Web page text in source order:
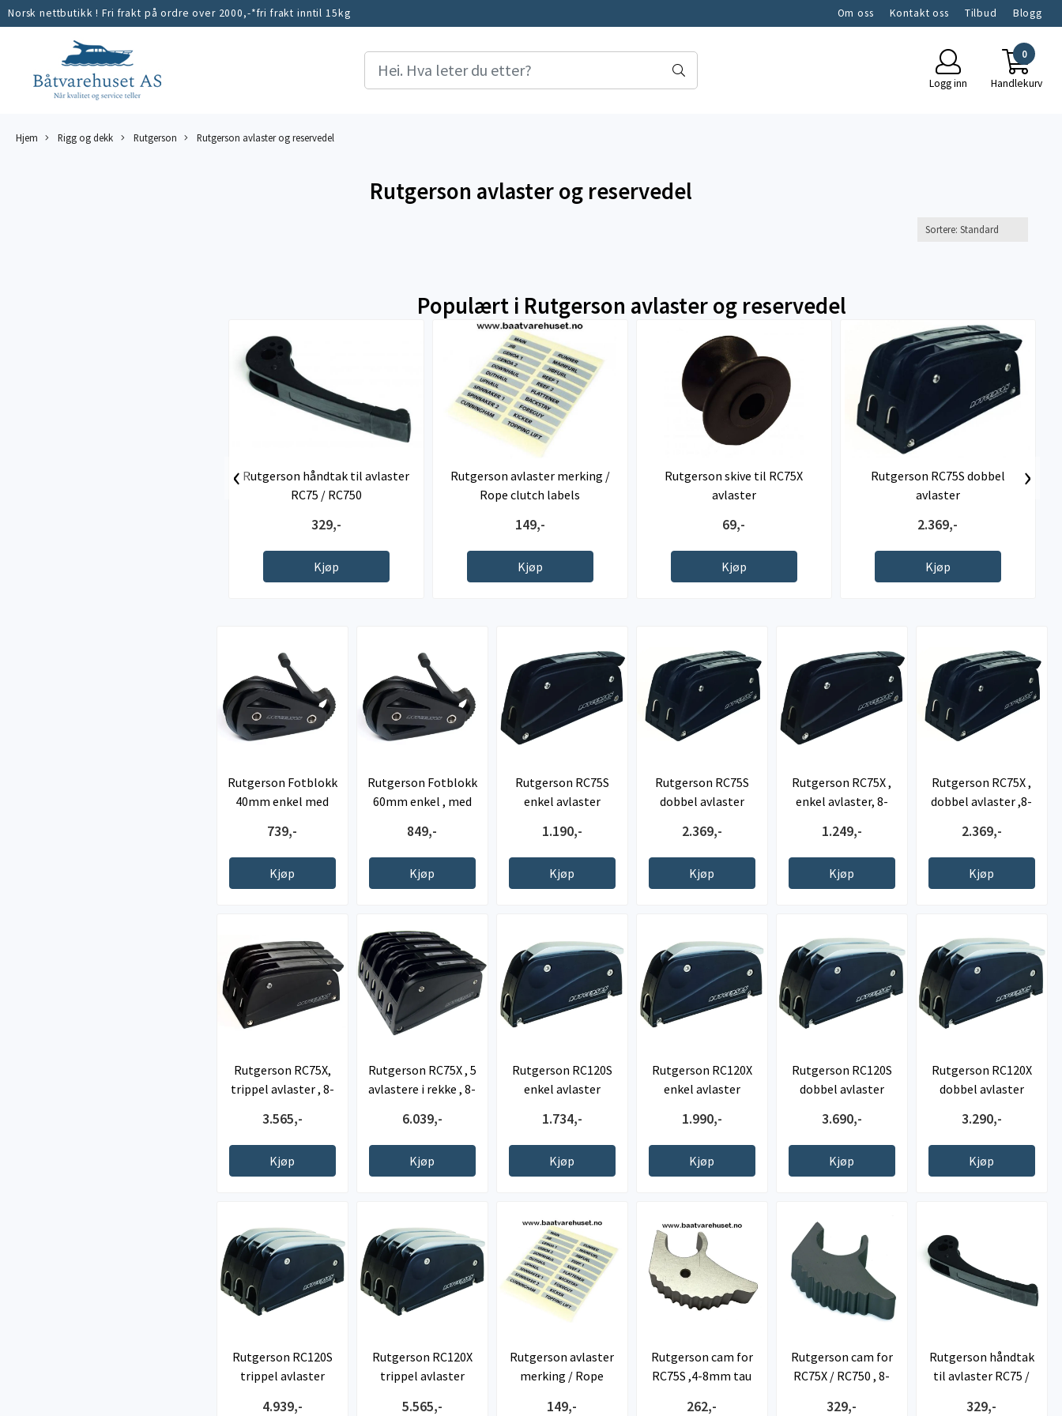
Norsk nettbutikk ! Fri frakt på ordre over 2000,-*fri frakt inntil 15kg Om oss Kontakt oss Tilbud Blogg
Logg inn
0
Handlekurv
Hjem Rigg og dekk Rutgerson Rutgerson avlaster og reservedel
Rutgerson avlaster og reservedel
Populært i Rutgerson avlaster og reservedel
Rutgerson håndtak til avlaster
RC75 / RC750
329,-
Kjøp
Rutgerson avlaster merking /
Rope clutch labels
149,-
Kjøp
Rutgerson skive til RC75X
avlaster
69,-
Kjøp
Rutgerson RC75S dobbel
avlaster
2.369,-
Kjøp
‹ ›
Rutgerson Fotblokk
40mm enkel med
739,-
Kjøp
Rutgerson Fotblokk
60mm enkel , med
849,-
Kjøp
Rutgerson RC75S
enkel avlaster
1.190,-
Kjøp
Rutgerson RC75S
dobbel avlaster
2.369,-
Kjøp
Rutgerson RC75X ,
enkel avlaster, 8-
1.249,-
Kjøp
Rutgerson RC75X ,
dobbel avlaster ,8-
2.369,-
Kjøp
Rutgerson RC75X,
trippel avlaster , 8-
3.565,-
Kjøp
Rutgerson RC75X , 5
avlastere i rekke , 8-
6.039,-
Kjøp
Rutgerson RC120S
enkel avlaster
1.734,-
Kjøp
Rutgerson RC120X
enkel avlaster
1.990,-
Kjøp
Rutgerson RC120S
dobbel avlaster
3.690,-
Kjøp
Rutgerson RC120X
dobbel avlaster
3.290,-
Kjøp
Rutgerson RC120S
trippel avlaster
4.939,-
Rutgerson RC120X
trippel avlaster
5.565,-
Rutgerson avlaster
merking / Rope
149,-
Rutgerson cam for
RC75S ,4-8mm tau
262,-
Rutgerson cam for
RC75X / RC750 , 8-
329,-
Rutgerson håndtak
til avlaster RC75 /
329,-